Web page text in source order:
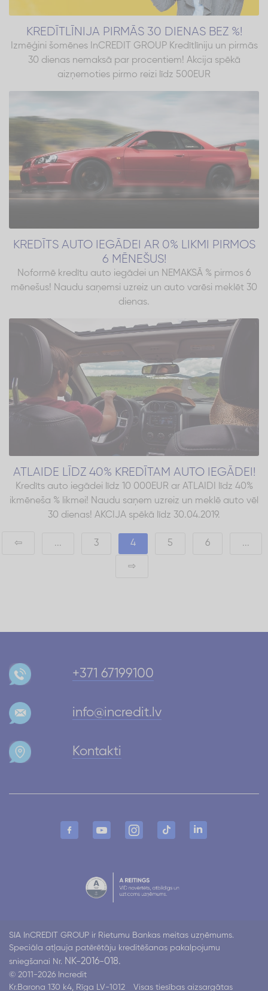
KREDĪTLĪNIJA PIRMĀS 30 DIENAS BEZ %!
Izmēģini šomēnes InCREDIT GROUP Kredītlīniju un pirmās
30 dienas nemaksā par procentiem! Akcija spēkā
aizņemoties pirmo reizi līdz 500EUR
KREDĪTS AUTO IEGĀDEI AR 0% LIKMI PIRMOS
6 MĒNEŠUS!
Noformē kredītu auto iegādei un NEMAKSĀ % pirmos 6
mēnešus! Naudu saņemsi uzreiz un auto varēsi meklēt 30
dienas.
ATLAIDE LĪDZ 40% KREDĪTAM AUTO IEGĀDEI!
Kredīts auto iegādei līdz 10 000EUR ar ATLAIDI līdz 40%
ikmēneša % likmei! Naudu saņem uzreiz un meklē auto vēl
30 dienas! AKCIJA spēkā līdz 30.04.2019.
⇦ ... 3 4 5 6 ...
⇨
+371 67199100
info@incredit.lv
Kontakti
SIA InCREDIT GROUP ir Rietumu Bankas meitas uzņēmums.
Speciāla atļauja patērētāju kreditēšanas pakalpojumu
sniegšanai Nr. NK-2016-018.
© 2011-2026 Incredit
Kr.Barona 130 k4, Rīga LV-1012
Visas tiesības aizsargātas